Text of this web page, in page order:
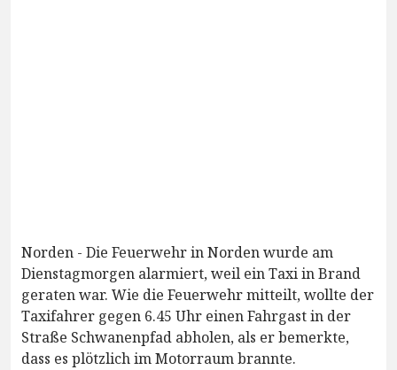
Norden - Die Feuerwehr in Norden wurde am
Dienstagmorgen alarmiert, weil ein Taxi in Brand
geraten war. Wie die Feuerwehr mitteilt, wollte der
Taxifahrer gegen 6.45 Uhr einen Fahrgast in der
Straße Schwanenpfad abholen, als er bemerkte,
dass es plötzlich im Motorraum brannte.